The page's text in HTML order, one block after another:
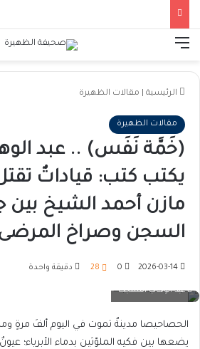
القائمة
الرئيسية مقالات الظهيرة
مقالات الظهيرة
(خَمَّة نَفَس) .. عبد
يكتب كتب: قياداتٌ تقتل
مازن أحمد الشيخ بين
السجن وصراخ
2026-03-14
0
28 دقيقة واحدة
عبد الوهاب السنجك
الحصاحيصا مدينةٌ تموت في اليوم ألفَ مرةٍ
يضعها بين فكيه الملوّثين بدماء الأبرياء؛